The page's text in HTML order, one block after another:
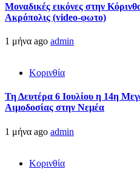
Μοναδικές εικόνες στην
Ακρόπολις (video-φωτο)
1 μήνα ago admin
Κορινθία
Τη Δευτέρα 6 Ιουλίου η 14η
Αιμοδοσίας στην Νεμέα
1 μήνα ago admin
Κορινθία